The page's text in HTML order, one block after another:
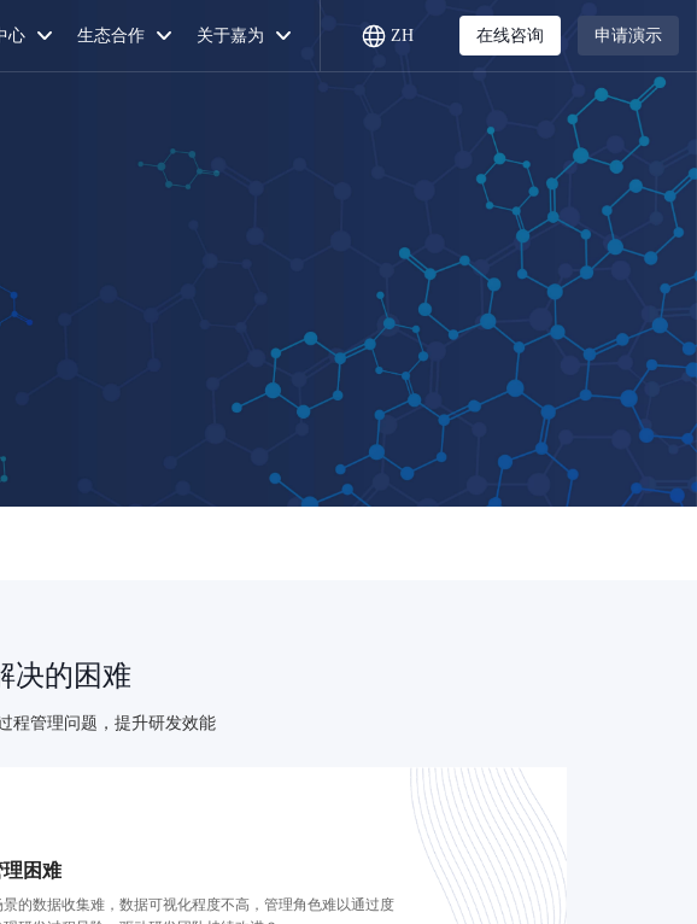
心 生态合作 关于嘉为 ZH 在线咨询 申请演示
决的困难
程管理问题，提升研发效能
理困难
景的数据收集难，数据可视化程度不高，管理角色难以通过度